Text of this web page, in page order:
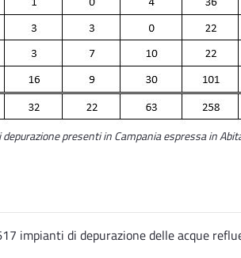
presenti in Campania espressa in
impianti di depurazione delle acque